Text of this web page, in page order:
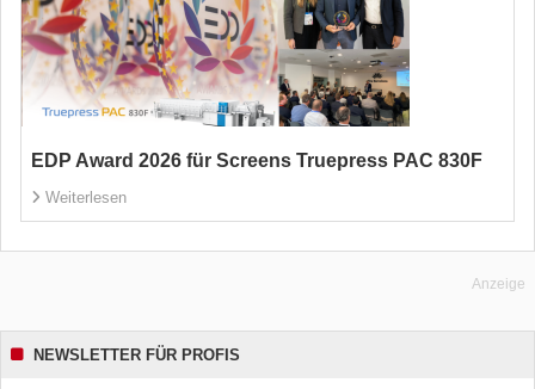
EDP Award 2026 für Screens Truepress PAC 830F
Weiterlesen
Anzeige
NEWSLETTER FÜR PROFIS